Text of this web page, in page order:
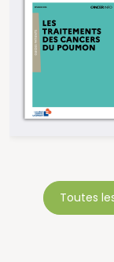
d’un guide
: « Les
du
National du
2026
Toutes